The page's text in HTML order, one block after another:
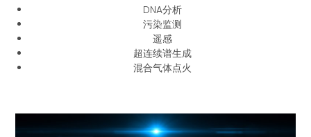
DNA分析
污染监测
遥感
超连续谱生成
混合气体点火